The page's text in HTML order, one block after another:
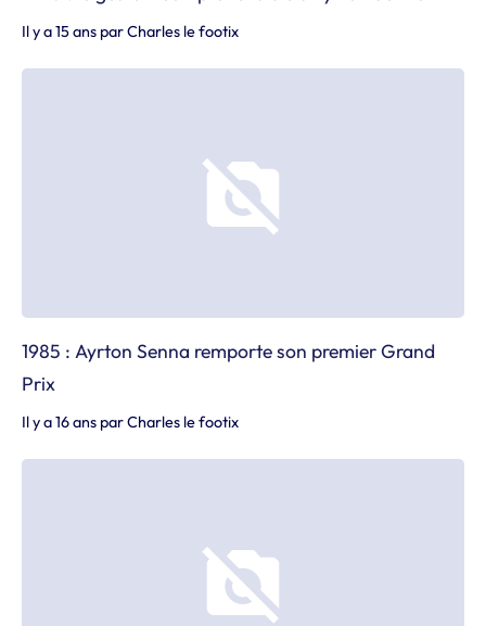
Il y a 15 ans parCharles le footix
1985 : Ayrton Senna remporte son premier Grand
Prix
Il y a 16 ans parCharles le footix